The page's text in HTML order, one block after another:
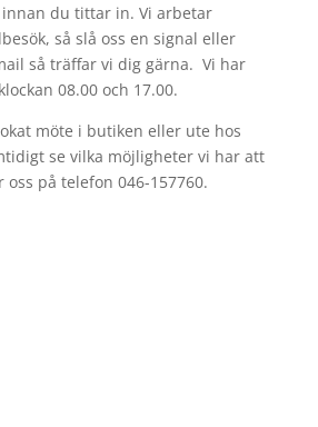
du tittar in. Vi arbetar
så slå oss en signal eller
så träffar vi dig gärna. Vi har
08.00 och 17.00.
möte i butiken eller ute hos
se vilka möjligheter vi har att
på telefon 046-157760.